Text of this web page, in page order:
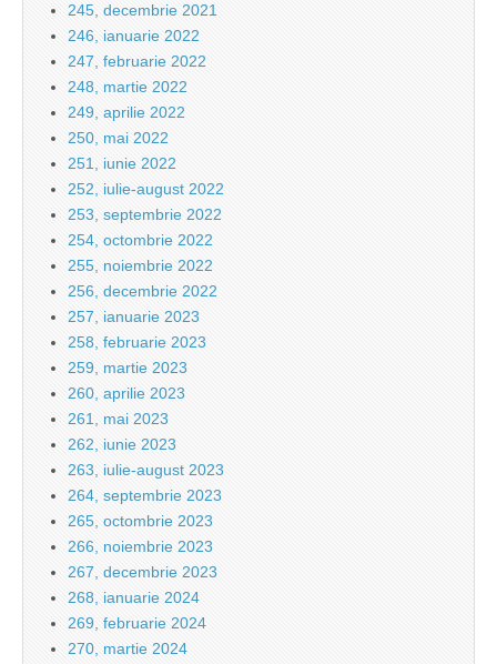
245, decembrie 2021
246, ianuarie 2022
247, februarie 2022
248, martie 2022
249, aprilie 2022
250, mai 2022
251, iunie 2022
252, iulie-august 2022
253, septembrie 2022
254, octombrie 2022
255, noiembrie 2022
256, decembrie 2022
257, ianuarie 2023
258, februarie 2023
259, martie 2023
260, aprilie 2023
261, mai 2023
262, iunie 2023
263, iulie-august 2023
264, septembrie 2023
265, octombrie 2023
266, noiembrie 2023
267, decembrie 2023
268, ianuarie 2024
269, februarie 2024
270, martie 2024